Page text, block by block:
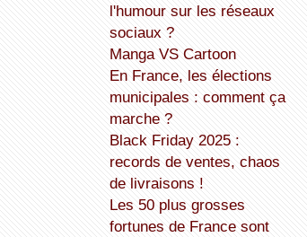
l'humour sur les réseaux
sociaux ?
Manga VS Cartoon
En France, les élections
municipales : comment ça
marche ?
Black Friday 2025 :
records de ventes, chaos
de livraisons !
Les 50 plus grosses
fortunes de France sont